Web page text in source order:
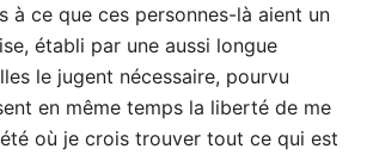
à ce que ces personnes-là aient un
établi par une aussi longue
le jugent nécessaire, pourvu
en même temps la liberté de me
où je crois trouver tout ce qui est